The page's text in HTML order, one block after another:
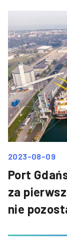
2023-08-09
Port
za
nie